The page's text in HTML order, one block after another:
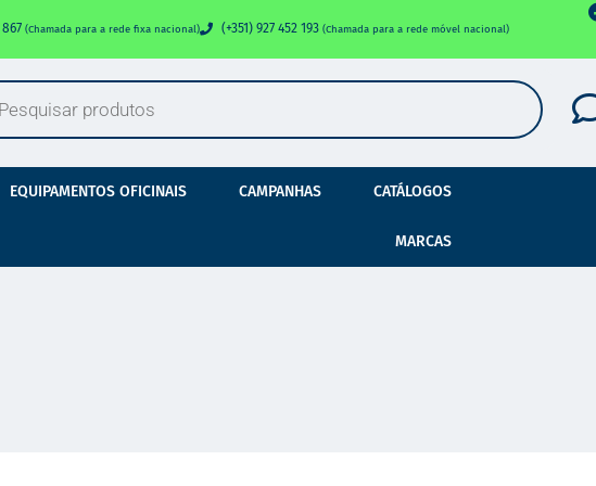
867 (Chamada para a rede fixa nacional) (+351) 927 452 193 (Chamada para a rede móvel nacional)
EQUIPAMENTOS OFICINAIS CAMPANHAS CATÁLOGOS
MARCAS